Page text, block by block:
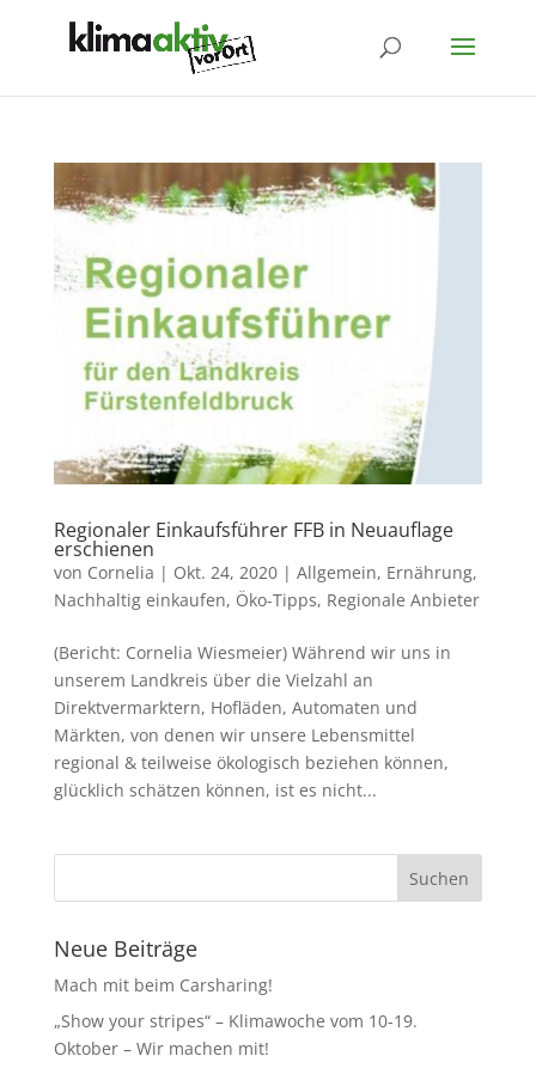
Regionaler Einkaufsführer FFB in Neuauflage
erschienen
von Cornelia | Okt. 24, 2020| Allgemein, Ernährung,
Nachhaltig einkaufen, Öko-Tipps, Regionale Anbieter
(Bericht: Cornelia Wiesmeier) Während wir uns in
unserem Landkreis über die Vielzahl an
Direktvermarktern, Hofläden, Automaten und
Märkten, von denen wir unsere Lebensmittel
regional & teilweise ökologisch beziehen können,
glücklich schätzen können, ist es nicht...
Neue Beiträge
Mach mit beim Carsharing!
„Show your stripes“ – Klimawoche vom 10-19.
Oktober – Wir machen mit!